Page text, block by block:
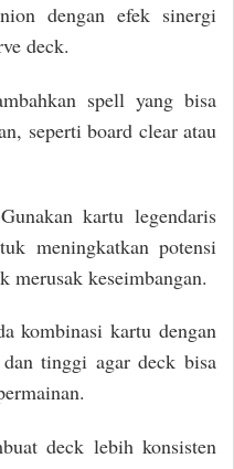
dengan efek sinergi
deck.
spell yang bisa
seperti board clear atau
Gunakan kartu legendaris
meningkatkan potensi
merusak keseimbangan.
kombinasi kartu dengan
tinggi agar deck bisa
deck lebih konsisten